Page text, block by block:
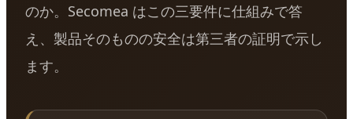
のか。Secomea はこの三要件に仕組みで答
え、製品そのものの安全は第三者の証明で示し
ます。